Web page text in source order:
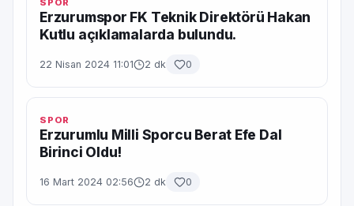
SPOR
Erzurumspor FK Teknik Direktörü Hakan
Kutlu açıklamalarda bulundu.
22 Nisan 2024 11:01 2 dk 0
SPOR
Erzurumlu Milli Sporcu Berat Efe Dal
Birinci Oldu!
16 Mart 2024 02:56 2 dk 0